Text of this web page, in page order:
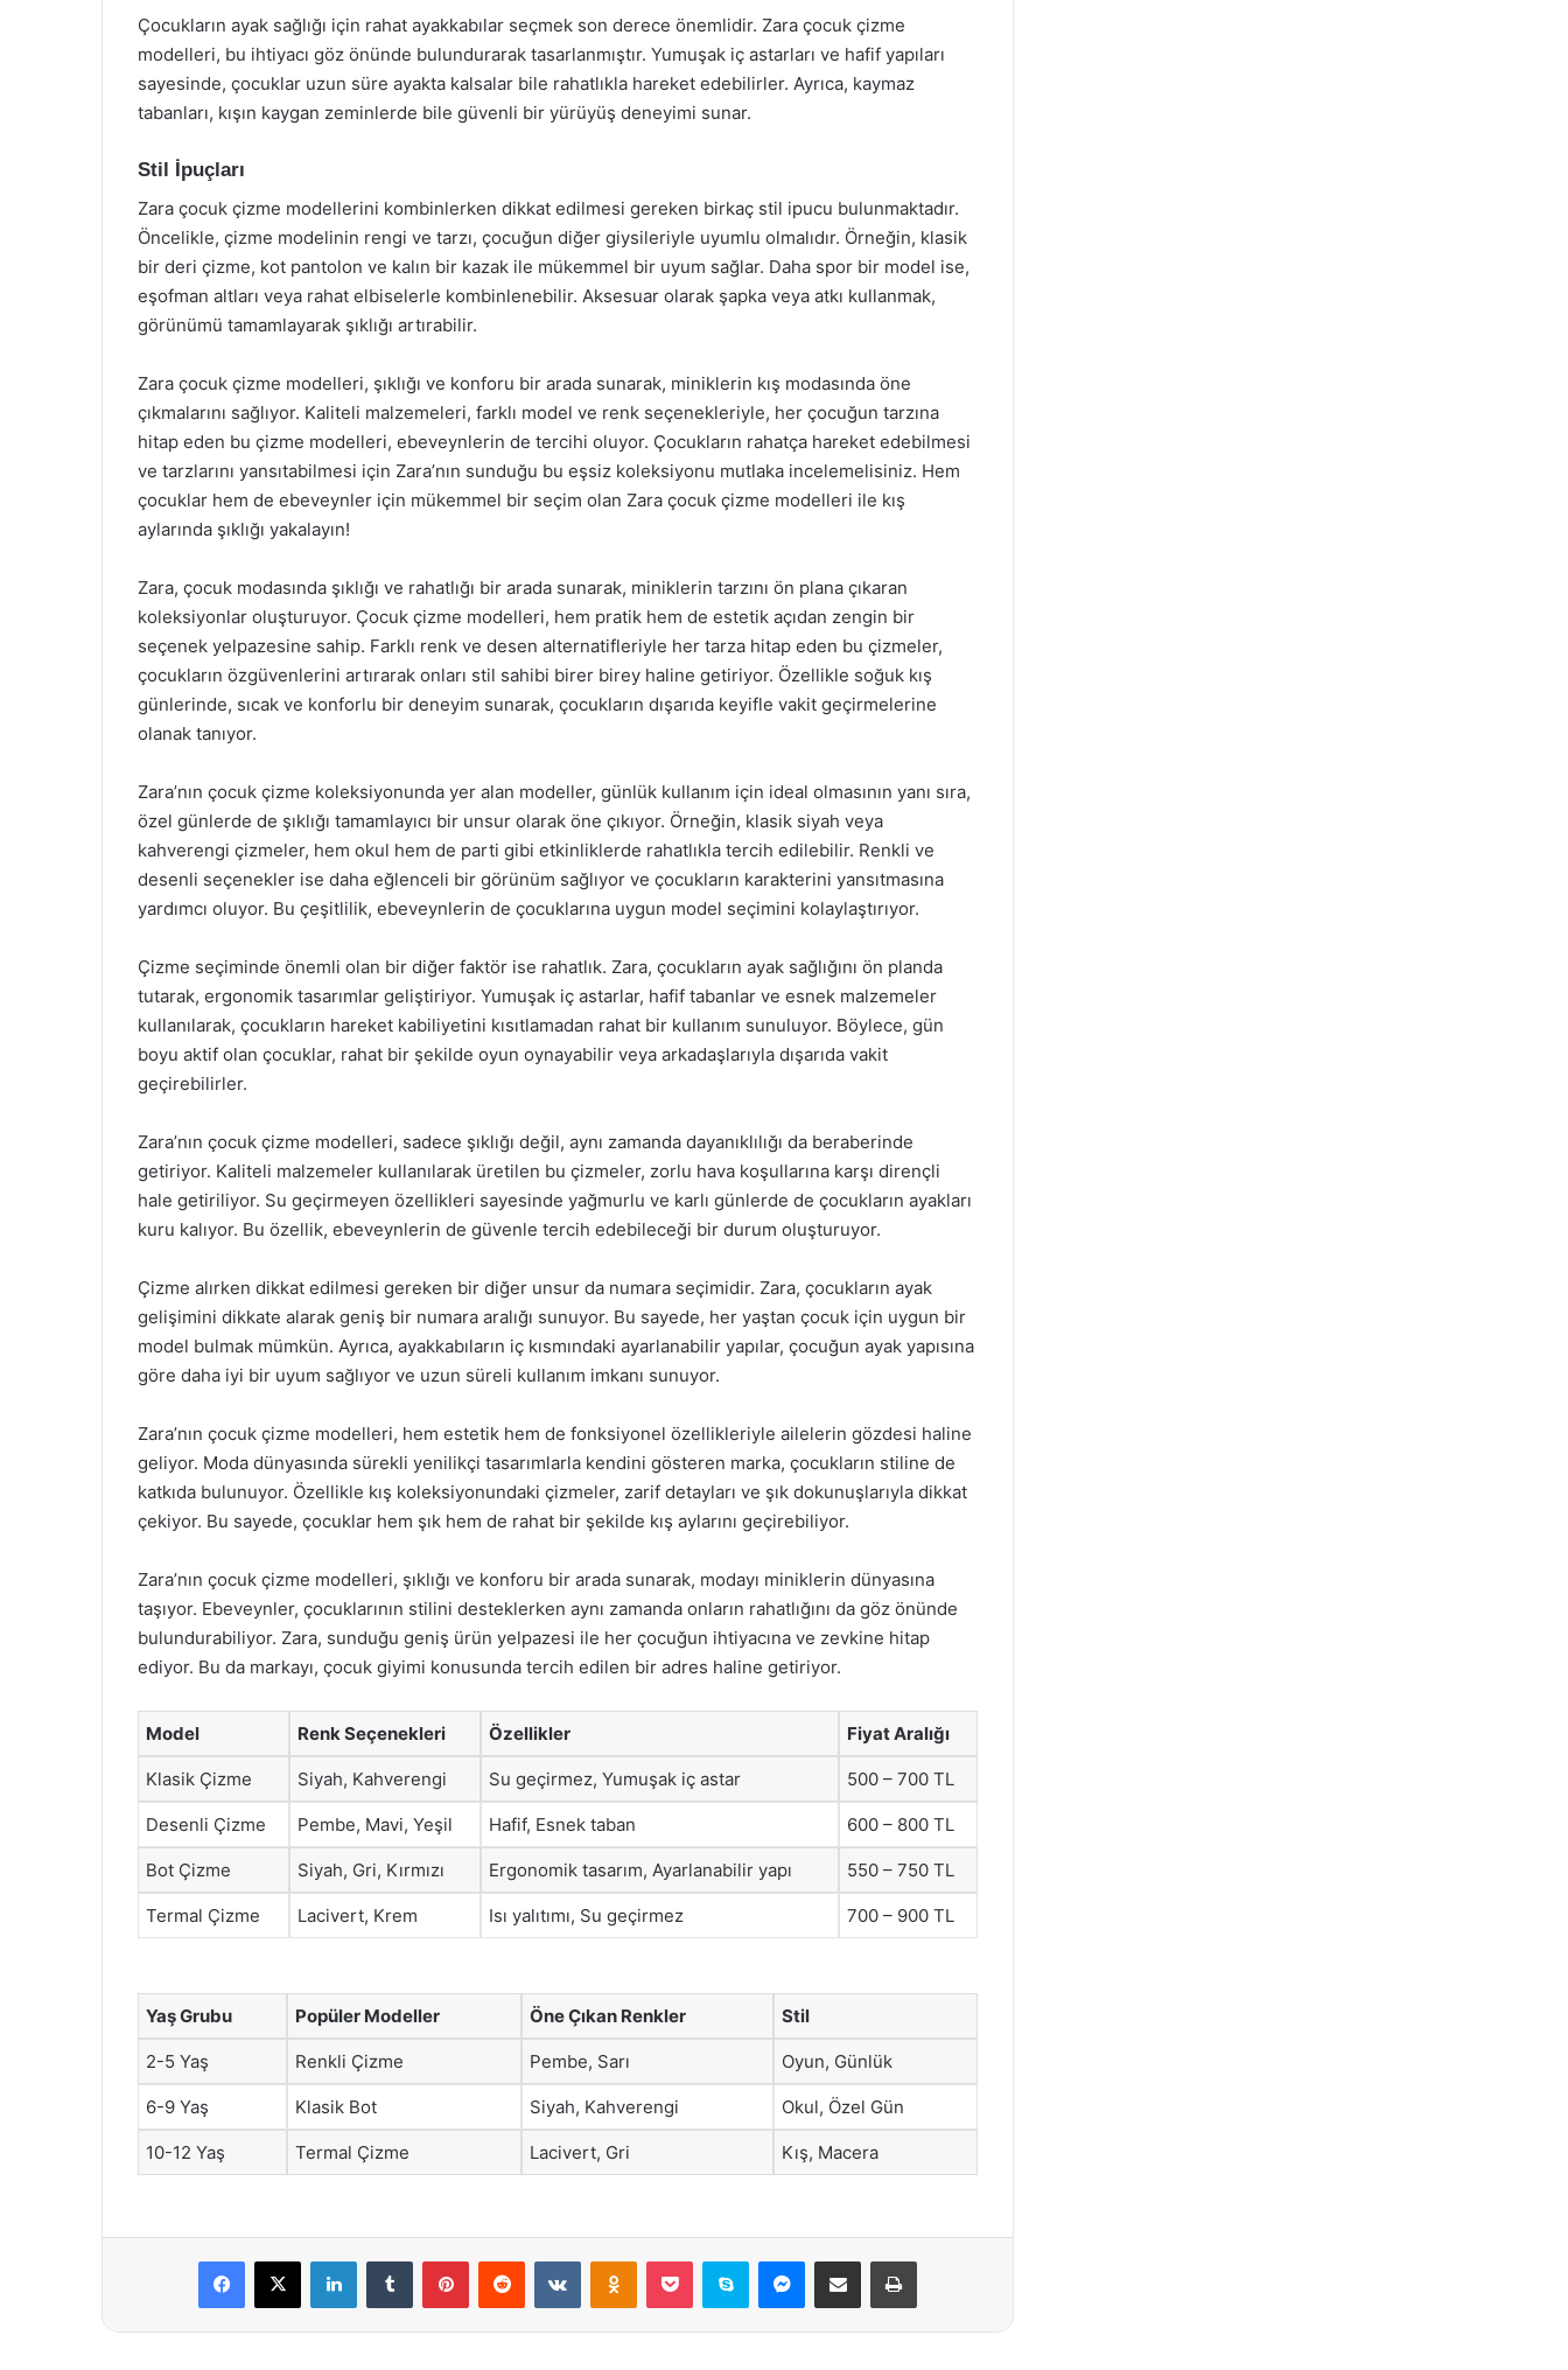
Çocukların ayak sağlığı için rahat ayakkabılar seçmek son derece önemlidir. Zara çocuk çizme
modelleri, bu ihtiyacı göz önünde bulundurarak tasarlanmıştır. Yumuşak iç astarları ve hafif yapıları
sayesinde, çocuklar uzun süre ayakta kalsalar bile rahatlıkla hareket edebilirler. Ayrıca, kaymaz
tabanları, kışın kaygan zeminlerde bile güvenli bir yürüyüş deneyimi sunar.
Stil İpuçları
Zara çocuk çizme modellerini kombinlerken dikkat edilmesi gereken birkaç stil ipucu bulunmaktadır.
Öncelikle, çizme modelinin rengi ve tarzı, çocuğun diğer giysileriyle uyumlu olmalıdır. Örneğin, klasik
bir deri çizme, kot pantolon ve kalın bir kazak ile mükemmel bir uyum sağlar. Daha spor bir model ise,
eşofman altları veya rahat elbiselerle kombinlenebilir. Aksesuar olarak şapka veya atkı kullanmak,
görünümü tamamlayarak şıklığı artırabilir.
Zara çocuk çizme modelleri, şıklığı ve konforu bir arada sunarak, miniklerin kış modasında öne
çıkmalarını sağlıyor. Kaliteli malzemeleri, farklı model ve renk seçenekleriyle, her çocuğun tarzına
hitap eden bu çizme modelleri, ebeveynlerin de tercihi oluyor. Çocukların rahatça hareket edebilmesi
ve tarzlarını yansıtabilmesi için Zara’nın sunduğu bu eşsiz koleksiyonu mutlaka incelemelisiniz. Hem
çocuklar hem de ebeveynler için mükemmel bir seçim olan Zara çocuk çizme modelleri ile kış
aylarında şıklığı yakalayın!
Zara, çocuk modasında şıklığı ve rahatlığı bir arada sunarak, miniklerin tarzını ön plana çıkaran
koleksiyonlar oluşturuyor. Çocuk çizme modelleri, hem pratik hem de estetik açıdan zengin bir
seçenek yelpazesine sahip. Farklı renk ve desen alternatifleriyle her tarza hitap eden bu çizmeler,
çocukların özgüvenlerini artırarak onları stil sahibi birer birey haline getiriyor. Özellikle soğuk kış
günlerinde, sıcak ve konforlu bir deneyim sunarak, çocukların dışarıda keyifle vakit geçirmelerine
olanak tanıyor.
Zara’nın çocuk çizme koleksiyonunda yer alan modeller, günlük kullanım için ideal olmasının yanı sıra,
özel günlerde de şıklığı tamamlayıcı bir unsur olarak öne çıkıyor. Örneğin, klasik siyah veya
kahverengi çizmeler, hem okul hem de parti gibi etkinliklerde rahatlıkla tercih edilebilir. Renkli ve
desenli seçenekler ise daha eğlenceli bir görünüm sağlıyor ve çocukların karakterini yansıtmasına
yardımcı oluyor. Bu çeşitlilik, ebeveynlerin de çocuklarına uygun model seçimini kolaylaştırıyor.
Çizme seçiminde önemli olan bir diğer faktör ise rahatlık. Zara, çocukların ayak sağlığını ön planda
tutarak, ergonomik tasarımlar geliştiriyor. Yumuşak iç astarlar, hafif tabanlar ve esnek malzemeler
kullanılarak, çocukların hareket kabiliyetini kısıtlamadan rahat bir kullanım sunuluyor. Böylece, gün
boyu aktif olan çocuklar, rahat bir şekilde oyun oynayabilir veya arkadaşlarıyla dışarıda vakit
geçirebilirler.
Zara’nın çocuk çizme modelleri, sadece şıklığı değil, aynı zamanda dayanıklılığı da beraberinde
getiriyor. Kaliteli malzemeler kullanılarak üretilen bu çizmeler, zorlu hava koşullarına karşı dirençli
hale getiriliyor. Su geçirmeyen özellikleri sayesinde yağmurlu ve karlı günlerde de çocukların ayakları
kuru kalıyor. Bu özellik, ebeveynlerin de güvenle tercih edebileceği bir durum oluşturuyor.
Çizme alırken dikkat edilmesi gereken bir diğer unsur da numara seçimidir. Zara, çocukların ayak
gelişimini dikkate alarak geniş bir numara aralığı sunuyor. Bu sayede, her yaştan çocuk için uygun bir
model bulmak mümkün. Ayrıca, ayakkabıların iç kısmındaki ayarlanabilir yapılar, çocuğun ayak yapısına
göre daha iyi bir uyum sağlıyor ve uzun süreli kullanım imkanı sunuyor.
Zara’nın çocuk çizme modelleri, hem estetik hem de fonksiyonel özellikleriyle ailelerin gözdesi haline
geliyor. Moda dünyasında sürekli yenilikçi tasarımlarla kendini gösteren marka, çocukların stiline de
katkıda bulunuyor. Özellikle kış koleksiyonundaki çizmeler, zarif detayları ve şık dokunuşlarıyla dikkat
çekiyor. Bu sayede, çocuklar hem şık hem de rahat bir şekilde kış aylarını geçirebiliyor.
Zara’nın çocuk çizme modelleri, şıklığı ve konforu bir arada sunarak, modayı miniklerin dünyasına
taşıyor. Ebeveynler, çocuklarının stilini desteklerken aynı zamanda onların rahatlığını da göz önünde
bulundurabiliyor. Zara, sunduğu geniş ürün yelpazesi ile her çocuğun ihtiyacına ve zevkine hitap
ediyor. Bu da markayı, çocuk giyimi konusunda tercih edilen bir adres haline getiriyor.
Model Renk Seçenekleri Özellikler Fiyat Aralığı
Klasik Çizme Siyah, Kahverengi Su geçirmez, Yumuşak iç astar 500 – 700 TL
Desenli Çizme Pembe, Mavi, Yeşil Hafif, Esnek taban 600 – 800 TL
Bot Çizme Siyah, Gri, Kırmızı Ergonomik tasarım, Ayarlanabilir yapı 550 – 750 TL
Termal Çizme Lacivert, Krem Isı yalıtımı, Su geçirmez 700 – 900 TL
Yaş Grubu Popüler Modeller Öne Çıkan Renkler Stil
2-5 Yaş Renkli Çizme Pembe, Sarı Oyun, Günlük
6-9 Yaş Klasik Bot Siyah, Kahverengi Okul, Özel Gün
10-12 Yaş Termal Çizme Lacivert, Gri Kış, Macera
Facebook
X LinkedInTumblr PinterestReddit VKontakteOdnoklassniki
Pocket Skype Messenger
E-Posta ile paylaş Yazdır